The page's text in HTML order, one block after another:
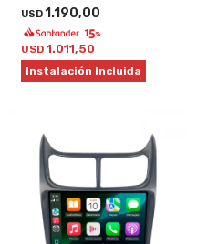
USD1.190,00
USD 1.011,50
Instalación Incluida